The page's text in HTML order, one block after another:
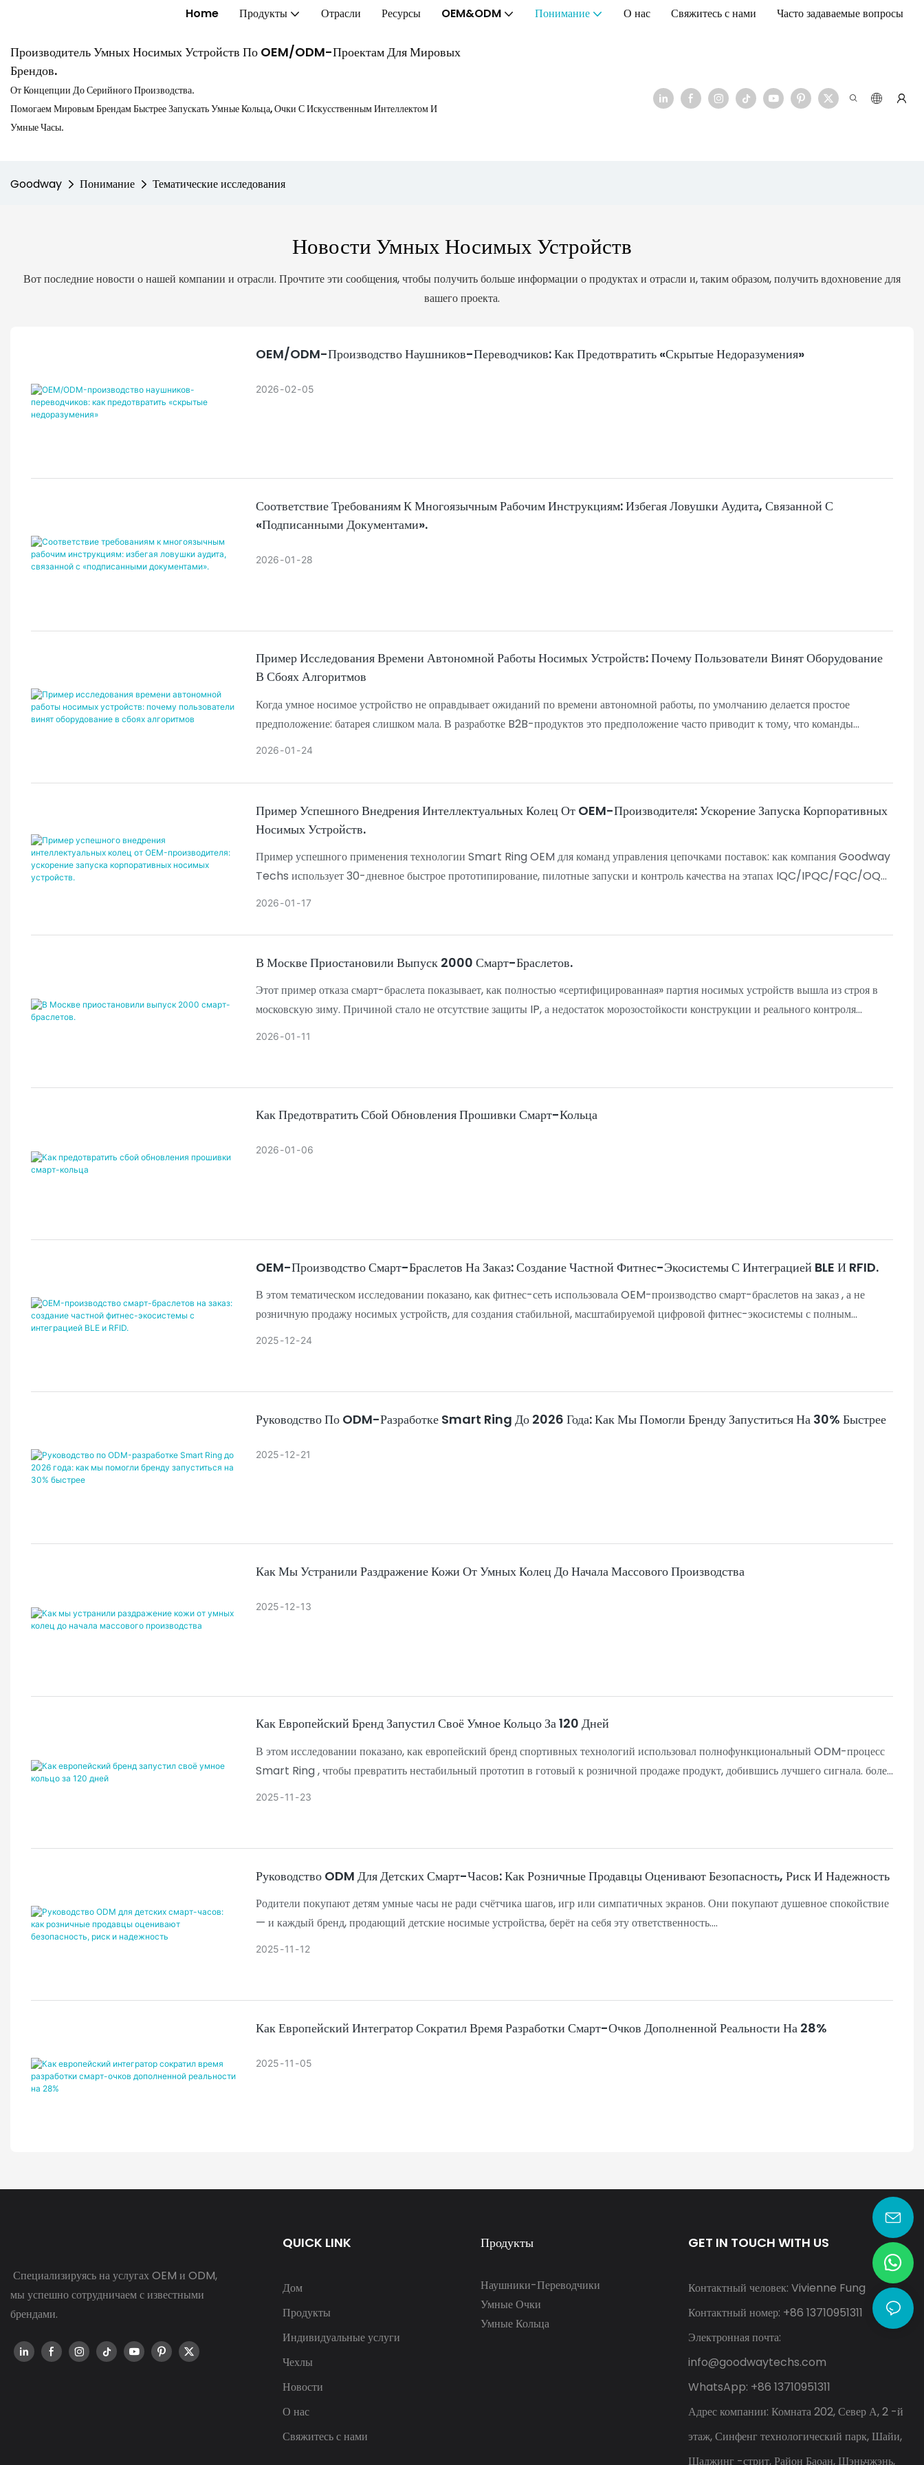
Home Продукты Отрасли Ресурсы OEM&ODM Понимание О нас Свяжитесь с нами Часто задаваемые вопросы
Производитель Умных Носимых Устройств По OEM/ODM-Проектам Для Мировых
Брендов.
От Концепции До Серийного Производства.
Помогаем Мировым Брендам Быстрее Запускать Умные Кольца, Очки С Искусственным Интеллектом И
Умные Часы.
Goodway Понимание Тематические исследования
Новости Умных Носимых Устройств
Вот последние новости о нашей компании и отрасли. Прочтите эти сообщения, чтобы получить больше информации о продуктах и отрасли и, таким образом, получить вдохновение для
вашего проекта.
OEM/ODM-Производство Наушников-Переводчиков: Как Предотвратить «скрытые Недоразумения»
2026 02 05
Соответствие Требованиям К Многоязычным Рабочим Инструкциям: Избегая Ловушки Аудита, Связанной С
«подписанными Документами».
2026 01 28
Пример Исследования Времени Автономной Работы Носимых Устройств: Почему Пользователи Винят Оборудование
В Сбоях Алгоритмов
Когда умное носимое устройство не оправдывает ожиданий по времени автономной работы, по умолчанию делается простое
предположение: батарея слишком мала. В разработке B2B-продуктов это предположение часто приводит к тому, что команды
выбирают более тяжелые батареи, более толстые корпуса или увеличивают себестоимость комплектующих.
продукта — с идентичным чипсетом, идентичными датчиками и идентичным аккумулятором емкостью 300 мАч — получили
процент возвратов. Другой был высоко оценен за надежное и стабильное время работы от батареи.
Разница заключалась не в аппаратной части. Это была стратегия алгоритма и поведение выборки по умолчанию .
Для менеджеров по закупкам и владельцев продуктов это различие имеет значение. Время автономной работы — это не выбор
отдельного компонента, а системное решение, касающееся продукта , которое напрямую влияет на его репутацию после запуска.
2026 01 24
Пример Успешного Внедрения Интеллектуальных Колец От OEM-Производителя: Ускорение Запуска Корпоративных
Носимых Устройств.
Пример успешного применения технологии Smart Ring OEM для команд управления цепочками поставок: как компания Goodway
Techs использует 30-дневное быстрое прототипирование, пилотные запуски и контроль качества на этапах IQC/IPQC/FQC/OQC,
чтобы превратить «слепые зоны» на складе в оперативные данные, необходимые для принятия решений.
2026 01 17
В Москве Приостановили Выпуск 2000 Смарт-Браслетов.
Этот пример отказа смарт-браслета показывает, как полностью «сертифицированная» партия носимых устройств вышла из строя в
московскую зиму. Причиной стало не отсутствие защиты IP, а недостаток морозостойкости конструкции и реального контроля
качества . Для B2B-покупателей это урок по управлению рисками при закупках.
2026 01 11
Как Предотвратить Сбой Обновления Прошивки Смарт-Кольца
2026 01 06
OEM-Производство Смарт-Браслетов На Заказ: Создание Частной Фитнес-Экосистемы С Интеграцией BLE И RFID.
В этом тематическом исследовании показано, как фитнес-сеть использовала OEM-производство смарт-браслетов на заказ , а не
розничную продажу носимых устройств, для создания стабильной, масштабируемой цифровой фитнес-экосистемы с полным
управлением SDK, передачей данных в реальном времени по протоколу BLE и интеграцией RFID.
2025 12 24
Руководство По ODM-Разработке Smart Ring До 2026 Года: Как Мы Помогли Бренду Запуститься На 30% Быстрее
2025 12 21
Как Мы Устранили Раздражение Кожи От Умных Колец До Начала Массового Производства
2025 12 13
Как Европейский Бренд Запустил Своё Умное Кольцо За 120 Дней
В этом исследовании показано, как европейский бренд спортивных технологий использовал полнофункциональный ODM-процесс
Smart Ring , чтобы превратить нестабильный прототип в готовый к розничной продаже продукт, добившись лучшего сигнала. более
длительный срок службы батареи и доходность 98,3% , и все это в течение 120 дней .
2025 11 23
Руководство ODM Для Детских Смарт-Часов: Как Розничные Продавцы Оценивают Безопасность, Риск И Надежность
Родители покупают детям умные часы не ради счётчика шагов, игр или симпатичных экранов. Они покупают душевное спокойствие
— и каждый бренд, продающий детские носимые устройства, берёт на себя эту ответственность.
Для покупателей B2B это означает, что детские смарт-часы — это не просто игрушечный товар.
Точность определения местоположения
Целостность программного обеспечения
Соответствие требованиям и документация
2025 11 12
Как Европейский Интегратор Сократил Время Разработки Смарт-Очков Дополненной Реальности На 28%
2025 11 05
Специализируясь на услугах OEM и ODM,
мы успешно сотрудничаем с известными
брендами.
QUICK LINK
Дом
Продукты
Индивидуальные услуги
Чехлы
Новости
О нас
Свяжитесь с нами
Продукты
Наушники-Переводчики
Умные Очки
Умные Кольца
GET IN TOUCH WITH US
Контактный человек: Vivienne Fung
Контактный номер: +86 13710951311
Электронная почта:
info@goodwaytechs.com
WhatsApp: +86 13710951311
Адрес компании: Комната 202, Север А, 2 -й
этаж, Синфенг технологический парк, Шайи,
Шаджинг -стрит, Район Баоан, Шэньчжэнь,